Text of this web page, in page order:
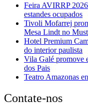
Feira AVIRRP
estandes ocupados
Tivoli Mofarrej
Mesa Lindt no
Hotel Premium
do interior paulista
Vila Galé promove
dos Pais
Teatro Amazonas
Contate-nos